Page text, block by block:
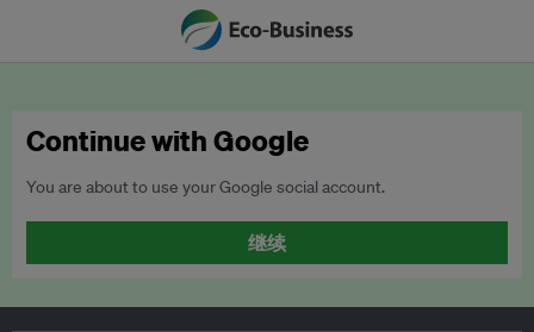
Continue with Google
You are about to use your Google social account.
继续